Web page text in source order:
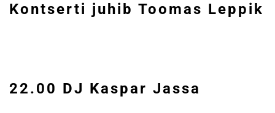
Kontserti juhib Toomas Leppik
22.00 DJ Kaspar Jassa